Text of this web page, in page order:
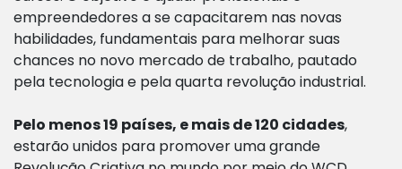
empreendedores a se capacitarem nas novas
habilidades, fundamentais para melhorar suas
chances no novo mercado de trabalho, pautado
pela tecnologia e pela quarta revolução industrial.
Pelo menos 19 países, e mais de 120 cidades,
estarão unidos para promover uma grande